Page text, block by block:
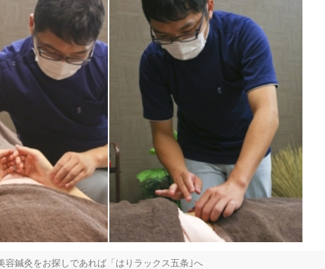
容鍼灸をお探しであれば「はりラックス五条｣へ